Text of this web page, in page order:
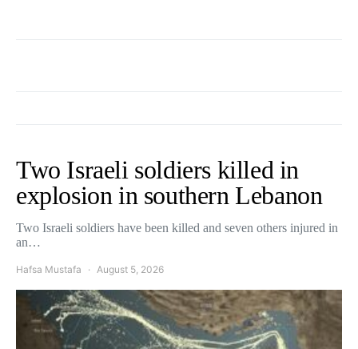
Two Israeli soldiers killed in
explosion in southern Lebanon
Two Israeli soldiers have been killed and seven others injured in
an…
Hafsa Mustafa August 5, 2026